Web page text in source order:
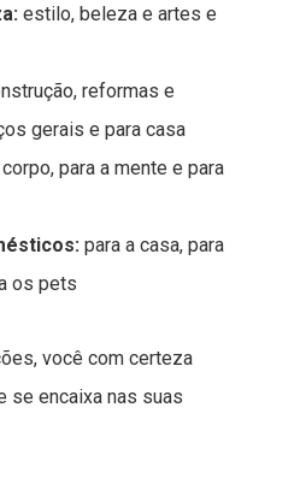
estilo, beleza e artes e
reformas e
gerais e para casa
para a mente e para
para a casa, para
os pets
você com certeza
se encaixa nas suas